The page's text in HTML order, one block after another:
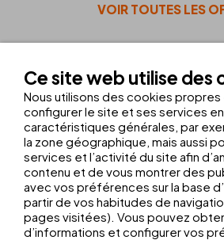
VOIR TOUTES LES
LESINSTALLATIONS
PISCINE EXTÉRIEURE ET
MASSAGES
Ce site web utilise des
Nous utilisons des cookies
configurer le site et ses services
caractéristiques générales, par
la zone géographique, mais aussi
services et l’activité du site afin
contenu et de vous montrer des
avec vos préférences sur la base
partir de vos habitudes de
pages visitées). Vous pouvez
d’informations et configurer vos